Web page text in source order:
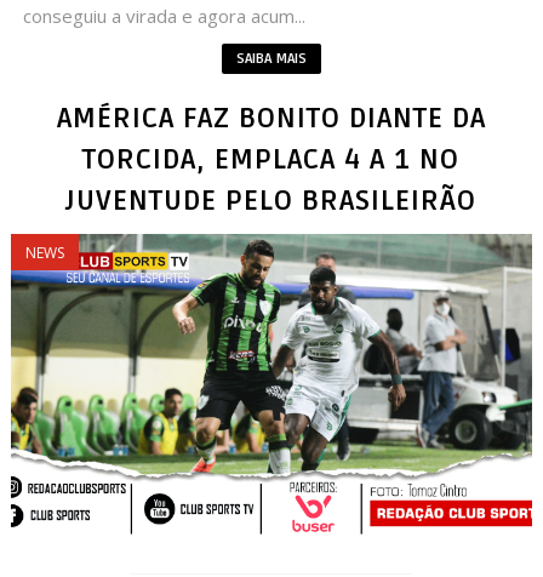
conseguiu a virada e agora acum...
SAIBA MAIS
AMÉRICA FAZ BONITO DIANTE DA
TORCIDA, EMPLACA 4 A 1 NO
JUVENTUDE PELO BRASILEIRÃO
NEWS